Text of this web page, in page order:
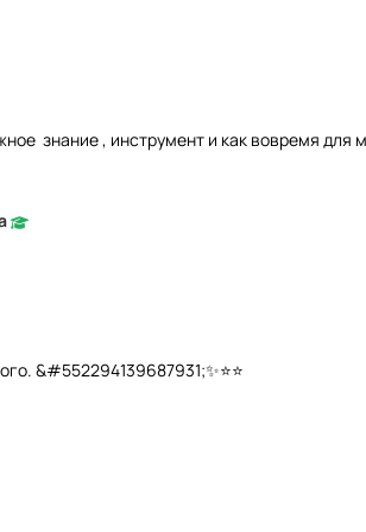
знание , инструмент и как вовремя для
&#552294139687931;✨⭐⭐